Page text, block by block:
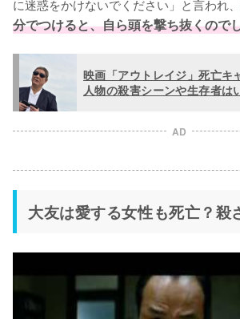
に迷惑をかけないでください」と言われ、
分でつけると、自ら頭を撃ち抜くので
映画「アウトレイジ」死亡キ
人物の殺害シーンや生存者は
AD
大友は愛する女性も死亡？殺